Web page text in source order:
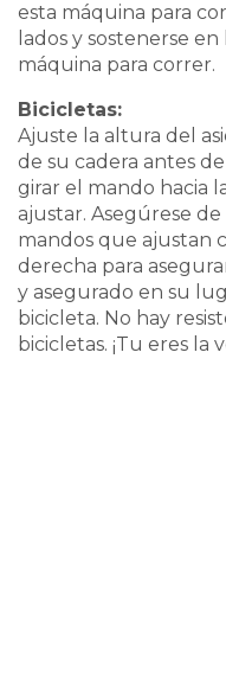
esta máquina para
lados y sostenerse
máquina para correr.
Bicicletas:
Ajuste la altura del
de su cadera antes
girar el mando hacia
ajustar. Asegúrese
mandos que ajustan
derecha para
y asegurado en su
bicicleta. No hay
bicicletas. ¡Tu eres la